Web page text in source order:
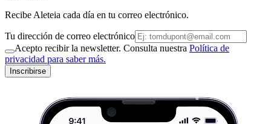
Recibe Aleteia cada día en tu correo electrónico.
Tu dirección de correo electrónico
Acepto recibir la newsletter. Consulta nuestra Política de
privacidad para saber más.
Inscribirse